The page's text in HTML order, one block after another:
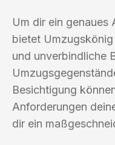
Um dir ein genaues
bietet
und unverbindliche
Besichtigung
Anforderungen
dir ein